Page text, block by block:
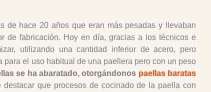
de hace 20 años que eran más pesadas y llevaban
de fabricación. Hoy en día, gracias a los técnicos e
utilizando una cantidad inferior de acero, pero
el uso habitual de una paellera pero con un peso
se ha abaratado, otorgándonos paellas baratas
destacar que procesos de cocinado de la paella con